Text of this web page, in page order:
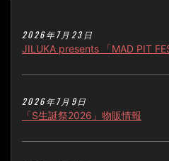
2026年7月23日
JILUKA presents 「MAD PIT
2026年7月9日
「S生誕祭2026」物販情報